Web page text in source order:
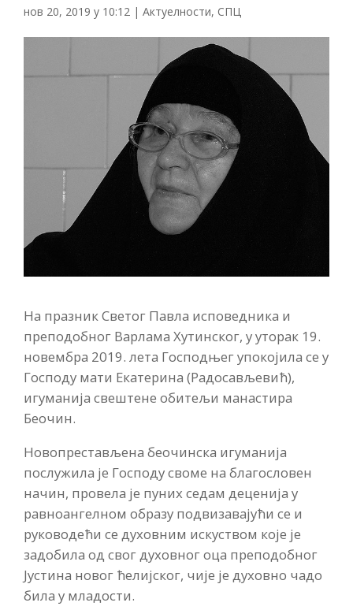
нов 20, 2019 у 10:12 | Актуелности, СПЦ
На празник Светог Павла исповедника и
преподобног Варлама Хутинског, у уторак 19.
новембра 2019. лета Господњег упокојила се у
Господу мати Екатерина (Радосављевић),
игуманија свештене обитељи манастира
Беочин.
Новопрестављена беочинска игуманија
послужила је Господу своме на благословен
начин, провела је пуних седам деценија у
равноангелном образу подвизавајући се и
руководећи се духовним искуством које је
задобила од свог духовног оца преподобног
Јустина новог ћелијског, чије је духовно чадо
била у младости.